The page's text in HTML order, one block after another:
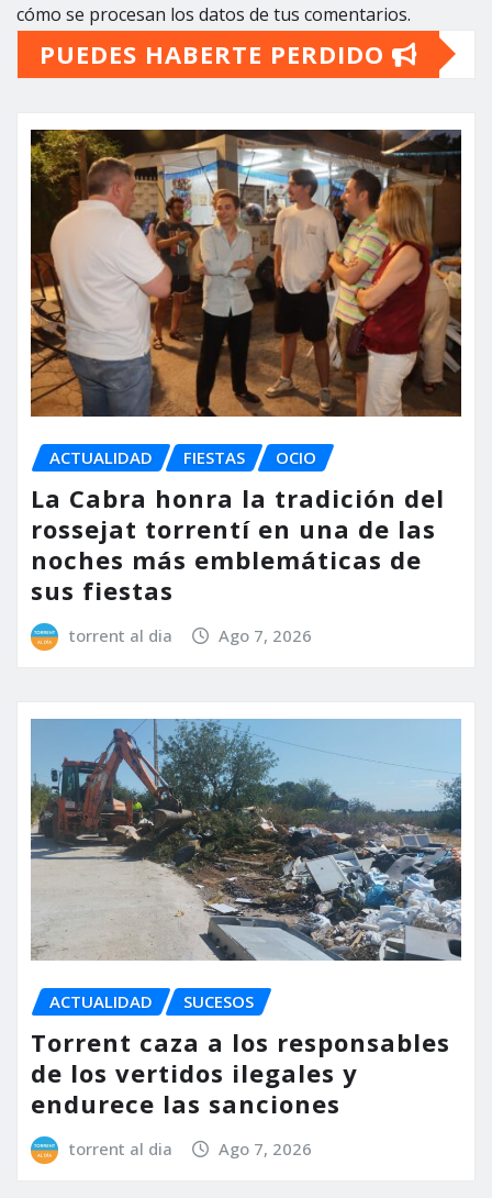
cómo se procesan los datos de tus comentarios.
PUEDES HABERTE PERDIDO
ACTUALIDAD FIESTAS OCIO
La Cabra honra la tradición del
rossejat torrentí en una de las
noches más emblemáticas de
sus fiestas
torrent al dia Ago 7, 2026
ACTUALIDAD SUCESOS
Torrent caza a los responsables
de los vertidos ilegales y
endurece las sanciones
torrent al dia Ago 7, 2026